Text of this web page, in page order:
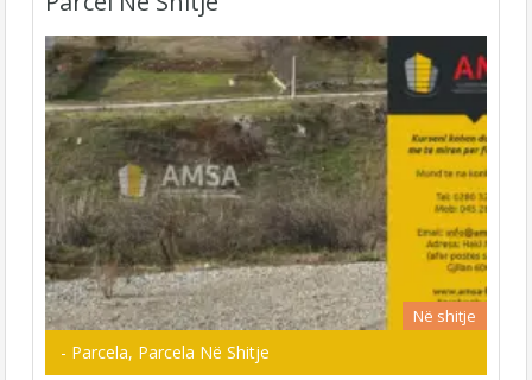
Në shitje
- Parcela, Parcela Në Shitje